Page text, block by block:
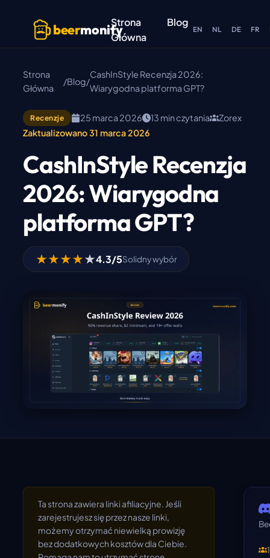
beermonifyStrona
Główna
Blog
EN NL DE FR
Strona
Główna
/Blog/
CashInStyle Recenzja 2026:
Wiarygodna platforma GPT?
Recenzje 25 marca 2026 13 min czytania
Zorex
Zaktualizowano 31 marca 2026
CashInStyle Recenzja
2026: Wiarygodna
platforma GPT?
★★★★★4.3/5Solidny wybór
Ta strona zawiera linki afiliacyjne. Jeśli
zarejestrujesz się przez nasze linki,
możemy otrzymać niewielką prowizję
bez dodatkowych kosztów dla Ciebie.